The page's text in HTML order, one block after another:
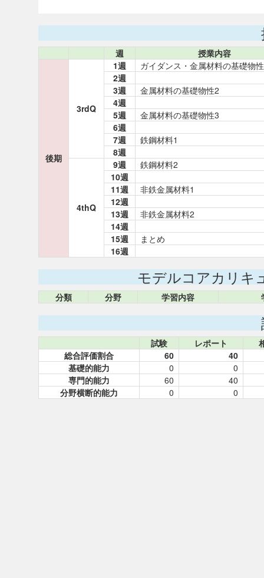
週 授業内容
後期
3rdQ
1週
ガイダンス・金属材料の基礎物
2週
3週
金属材料の基礎物性2
4週
5週
金属材料の基礎物性3
6週
7週
鉄鋼材料1
8週
4thQ
9週
鉄鋼材料2
10週
11週
非鉄金属材料1
12週
13週
非鉄金属材料2
14週
15週
まとめ
16週
モデルコアカリキ
分類 分野 学習内容
試験 レポート
総合評価割合
60
40
基礎的能力
0
0
専門的能力
60
40
分野横断的能力
0 0